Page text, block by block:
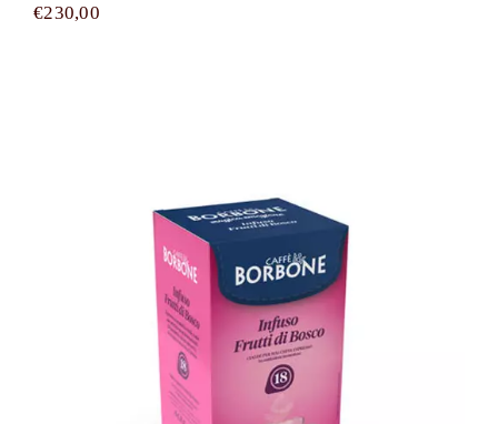
€230,00
18 cialde filtrocarta ESE 44 mm Caffè
Borbone Infuso ai Frutti di Bosco